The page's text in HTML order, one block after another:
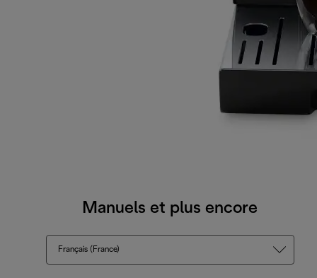
Manuels et plus encore
Français (France)